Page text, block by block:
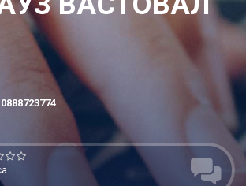
0888723774